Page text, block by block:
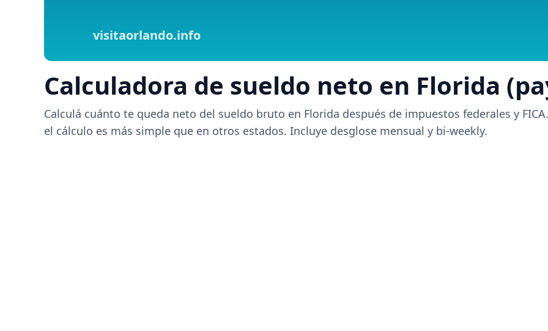
Calculadora de sueldo neto en Florida
Calculá cuánto te queda neto del sueldo bruto en Florida después de impuestos federales y
el cálculo es más simple que en otros estados. Incluye desglose mensual y bi-weekly.